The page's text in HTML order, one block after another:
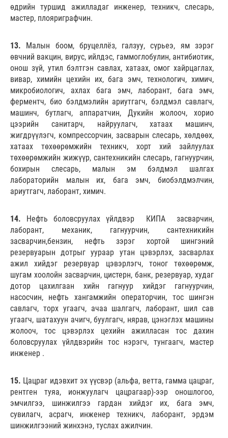
өдрийн туршид ажилладаг инженер, техникч, слесарь,
мастер, плояриграфчин.
13. Малын боом, бруцеллёз, галзуу, сүрьеэ, ям зэрэг
өвчний вакцин, вирус, ийлдэс, гаммоглобулин, антибиотик,
онош зүй, утил бэлтгэн савлах, хатаах, омог хайрцаглах,
вивар, химийн цехийн их, бага эмч, технологич, химич,
микробиологич, ахлах бага эмч, лаборант, бага эмч,
ферментч, био бэлдмэлийн ариутгагч, бэлдмэл савлагч,
машинч, бутлагч, аппаратчин, Дукийн жолооч, хорио
цээрийн санитарч, найруулагч, хатаах машинч,
жигдрүүлэгч, компрессорчин, засварын слесарь, хөлдөөх,
хатаах төхөөрөмжийн техникч, хорт хий зайлуулах
төхөөрөмжийн жижүүр, сантехникийн слесарь, гагнуурчин,
бохирын слесарь, малын эм бэлдмэл шалгах
лабораторийн малын их, бага эмч, биобэлдмэлчин,
ариутгагч, лаборант, химич.
14. Нефть боловсруулах үйлдвэр КИПА засварчин,
лаборант, механик, гагнуурчин, сантехникийн
засварчин,бензин, нефть зэрэг хортой шингэний
резервуарын дотрыг уураар утан цэвэрлэх, засварлах
ажил хийдэг резервуар цэвэрлэгч, тоног төхөөрөмж,
шугам хоолойн засварчин, цистерн, банк, резервуар, худаг
дотор цахилгаан хийн гагнуур хийдэг гагнуурчин,
насосчин, нефть хангамжийн операторчин, тос шингэн
савлагч, торх угаагч, ачаа шалгагч, лаборант, шил сав
угаагч, шатахуун ачигч, буулгагч, нярав, цэнэглэх машины
жолооч, тос цэвэрлэх цехийн ажилласан тос дахин
боловсруулах үйлдвэрийн тос нэрэгч, тунгаагч, мастер
инженер .
15. Цацраг идэвхит эх үүсвэр (альфа, ветта, гамма цацраг,
рентген туяа, ионжуулагч цацрагаар)-ээр оношлогоо,
эмчилгээ, шинжилгээ гардан хийдэг их, бага эмч,
сувилагч, асрагч, инженер техникч, лаборант, эрдэм
шинжилгээний жинхэнэ, туслах ажилчин.